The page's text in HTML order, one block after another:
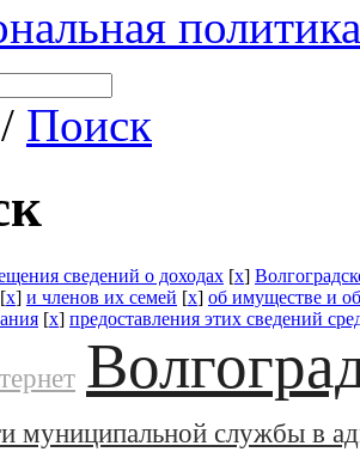
политика
/ Поиск
сведений о доходах [x]
[x] и членов их семей [x] об имуществе и
[x] предоставления этих сведений
муниципальной службы в